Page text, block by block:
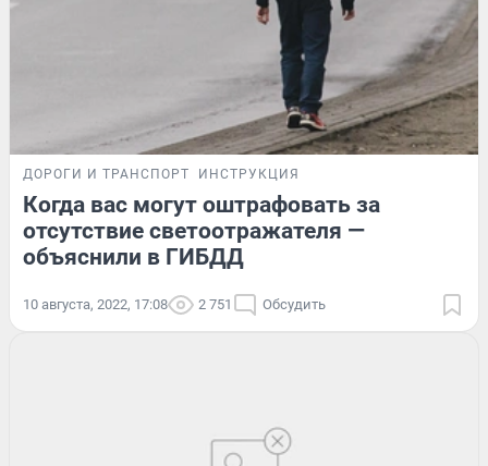
ДОРОГИ И ТРАНСПОРТ ИНСТРУКЦИЯ
Когда вас могут оштрафовать за
отсутствие светоотражателя —
объяснили в ГИБДД
10 августа, 2022, 17:08 2 751 Обсудить